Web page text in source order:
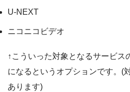
U-NEXT
ニコニコビデオ
↑こういった対象となるサービス
になるというオプションです。(
あります)